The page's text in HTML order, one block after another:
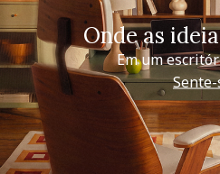
Onde as
Em um